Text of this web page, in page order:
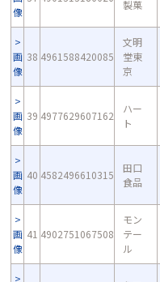
像
製菓
画
像
38 4961588420085
文明
堂東
京
画
像
39 4977629607162
ハー
ト
画
像
40 4582496610315
田口
食品
画
像
41 4902751067508
モン
テー
ル